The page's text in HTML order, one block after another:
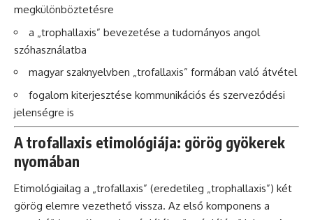
megkülönböztetésre
a „trophallaxis” bevezetése a tudományos angol
szóhasználatba
magyar szaknyelvben „trofallaxis” formában való átvétel
fogalom kiterjesztése kommunikációs és szerveződési
jelenségre is
A trofallaxis etimológiája: görög gyökerek
nyomában
Etimológiailag a „trofallaxis” (eredetileg „trophallaxis”) két
görög elemre vezethető vissza. Az első komponens a